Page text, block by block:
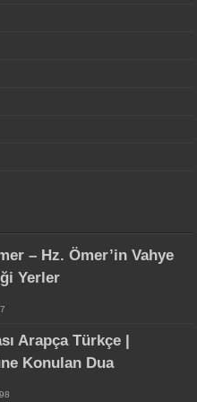
– Hz. Ömer’in Vahye
Yerler
Arapça Türkçe |
Konulan Dua